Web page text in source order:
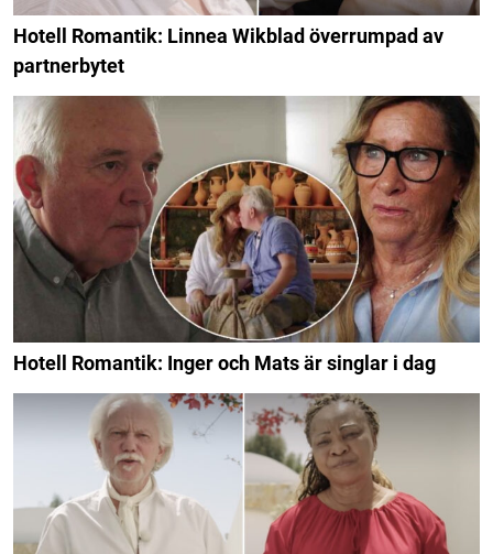
Hotell Romantik: Linnea Wikblad överrumpad av
partnerbytet
Hotell Romantik: Inger och Mats är singlar i dag